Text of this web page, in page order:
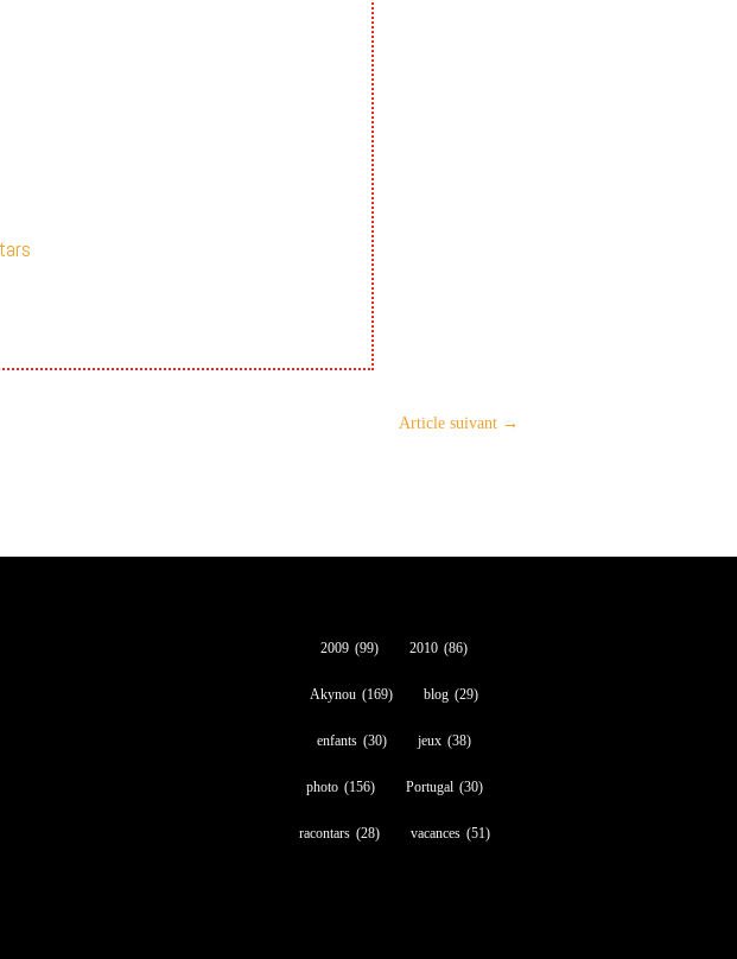
Article suivant→
2009 (99) 2010 (86)
Akynou (169) blog (29)
enfants (30) jeux (38)
photo (156) Portugal (30)
racontars (28) vacances (51)